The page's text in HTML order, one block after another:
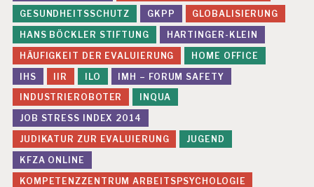
GESUNDHEITSSCHUTZ
GKPP
GLOBALISIERUNG
HANS BÖCKLER STIFTUNG
HARTINGER-KLEIN
HÄUFIGKEIT DER EVALUIERUNG
HOME OFFICE
IHS
IIR ILO
IMH – FORUM SAFETY
INDUSTRIEROBOTER
INQUA
JOB STRESS INDEX 2014
JUDIKATUR ZUR EVALUIERUNG
JUGEND
KFZA ONLINE
KOMPETENZZENTRUM ARBEITSPSYCHOLOGIE